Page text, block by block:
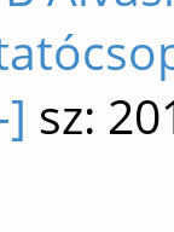
sz: